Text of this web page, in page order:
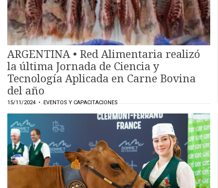
ARGENTINA • Red Alimentaria realizó
la última Jornada de Ciencia y
Tecnología Aplicada en Carne Bovina
del año
15/11/2024 • EVENTOS Y CAPACITACIONES